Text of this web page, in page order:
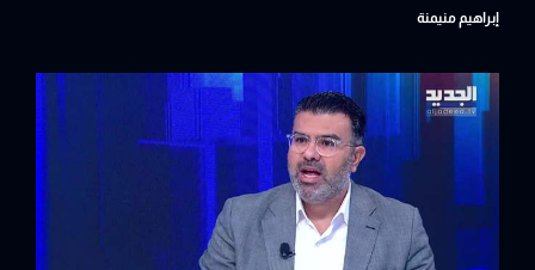
إبراهيم منيمنة